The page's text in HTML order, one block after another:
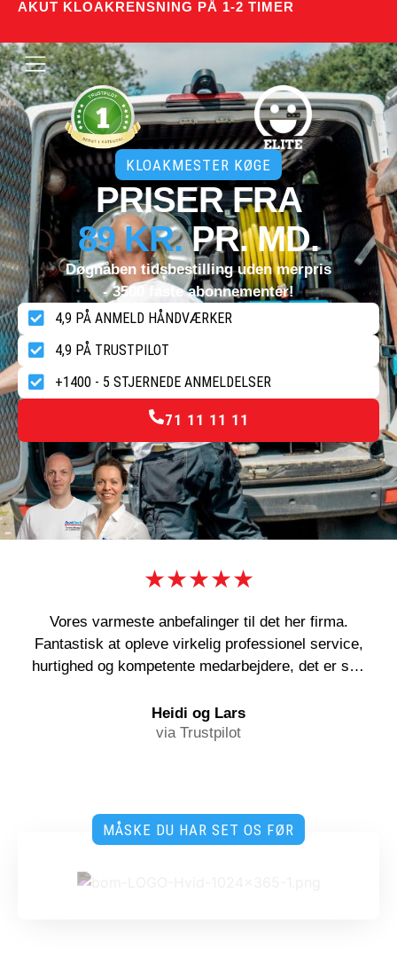
AKUT KLOAKRENSNING PÅ 1-2 TIMER
KLOAKMESTER KØGE
PRISER FRA
89 KR.PR. MD.
Døgnåben tidsbestilling uden merpris
- 3500 faste abonnementer!
4,9 PÅ ANMELD HÅNDVÆRKER
4,9 PÅ TRUSTPILOT
+1400 - 5 STJERNEDE ANMELDELSER
71 11 11 11
★★★★★
Vores varmeste anbefalinger til det her firma.
Fantastisk at opleve virkelig professionel service,
hurtighed og kompetente medarbejdere, det er sgu
i den grad anbefales!
Heidi og Lars
via Trustpilot
MÅSKE DU HAR SET OS FØR